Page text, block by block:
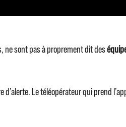
ne sont pas à proprement dit des
Le téléopérateur qui prend